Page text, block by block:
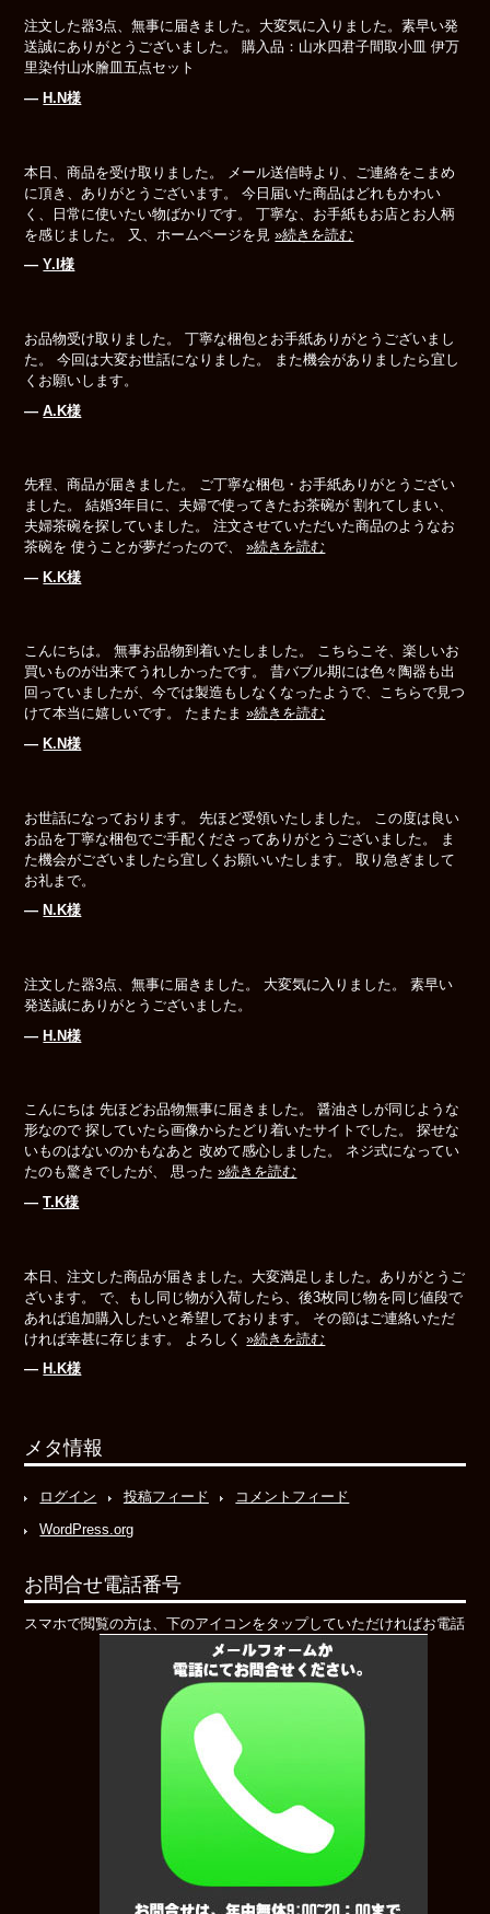
注文した器3点、無事に届きました。大変気に入りました。素早い発
送誠にありがとうございました。 購入品：山水四君子間取小皿 伊万
里染付山水膾皿五点セット
― H.N様
本日、商品を受け取りました。 メール送信時より、ご連絡をこまめ
に頂き、ありがとうございます。 今日届いた商品はどれもかわい
く、日常に使いたい物ばかりです。 丁寧な、お手紙もお店とお人柄
を感じました。 又、ホームページを見»続きを読む
―Y.I様
お品物受け取りました。 丁寧な梱包とお手紙ありがとうございまし
た。 今回は大変お世話になりました。 また機会がありましたら宜し
くお願いします。
―A.K様
先程、商品が届きました。 ご丁寧な梱包・お手紙ありがとうござい
ました。 結婚3年目に、夫婦で使ってきたお茶碗が 割れてしまい、
夫婦茶碗を探していました。 注文させていただいた商品のようなお
茶碗を 使うことが夢だったので、»続きを読む
― K.K様
こんにちは。 無事お品物到着いたしました。 こちらこそ、楽しいお
買いものが出来てうれしかったです。 昔バブル期には色々陶器も出
回っていましたが、今では製造もしなくなったようで、こちらで見つ
けて本当に嬉しいです。 たまたま»続きを読む
― K.N様
お世話になっております。 先ほど受領いたしました。 この度は良い
お品を丁寧な梱包でご手配くださってありがとうございました。 ま
た機会がございましたら宜しくお願いいたします。 取り急ぎまして
お礼まで。
― N.K様
注文した器3点、無事に届きました。 大変気に入りました。 素早い
発送誠にありがとうございました。
― H.N様
こんにちは 先ほどお品物無事に届きました。 醤油さしが同じような
形なので 探していたら画像からたどり着いたサイトでした。 探せな
いものはないのかもなあと 改めて感心しました。 ネジ式になってい
たのも驚きでしたが、 思った»続きを読む
―T.K様
本日、注文した商品が届きました。大変満足しました。ありがとうご
ざいます。 で、もし同じ物が入荷したら、後3枚同じ物を同じ値段で
あれば追加購入したいと希望しております。 その節はご連絡いただ
ければ幸甚に存じます。 よろしく»続きを読む
― H.K様
メタ情報
ログイン 投稿フィード
コメントフィード
WordPress.org
お問合せ電話番号
スマホで閲覧の方は、下のアイコンをタップしていただければお電話